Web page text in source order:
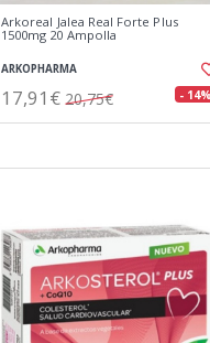
Arkoreal Jalea Real Forte Plus
1500mg 20 Ampolla
ARKOPHARMA
17,91€ 20,75€ - 14%